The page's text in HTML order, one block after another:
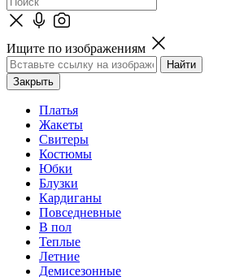
Ищите по изображениям
Закрыть
Платья
Жакеты
Свитеры
Костюмы
Юбки
Блузки
Кардиганы
Повседневные
В пол
Теплые
Летние
Демисезонные